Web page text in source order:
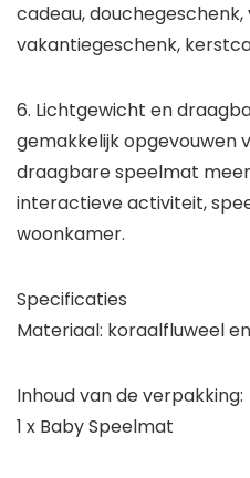
cadeau,
vakantiegeschenk,
6. Lichtgewicht en
gemakkelijk opgevouwen
draagbare speelmat
interactieve activiteit,
woonkamer.
Specificaties
Materiaal: koraalfluweel
Inhoud van de verpakking:
1 x Baby Speelmat